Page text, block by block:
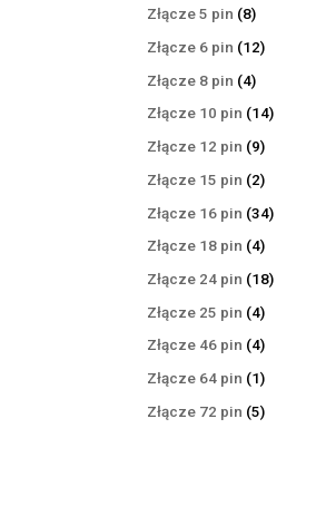
Złącze 5 pin 88
produktów
Złącze 6 pin 1212
Złącze 8 pin 44
produkty
Złącze 10 pin 1414
Złącze 12 pin 99
produktów
Złącze 15 pin 22
produkty
Złącze 16 pin 3434
Złącze 18 pin 44
produkty
Złącze 24 pin 1818
Złącze 25 pin 44
produkty
Złącze 46 pin 44
produkty
Złącze 64 pin 11
produkt
Złącze 72 pin 55